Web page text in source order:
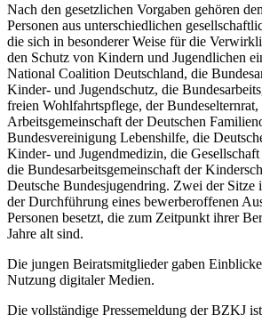
Nach den gesetzlichen Vorgaben gehören
Personen aus unterschiedlichen
die sich in besonderer Weise für die
den Schutz von Kindern und Jugendlichen
National Coalition Deutschland, die
Kinder- und Jugendschutz, die
freien Wohlfahrtspflege, der Bundeselternrat,
Arbeitsgemeinschaft der Deutschen
Bundesvereinigung Lebenshilfe, die
Kinder- und Jugendmedizin, die
die Bundesarbeitsgemeinschaft der
Deutsche Bundesjugendring. Zwei der Sitze
der Durchführung eines bewerberoffenen
Personen besetzt, die zum Zeitpunkt ihrer
Jahre alt sind.
Die jungen Beiratsmitglieder gaben
Nutzung digitaler Medien.
Die vollständige Pressemeldung der BZKJ ist